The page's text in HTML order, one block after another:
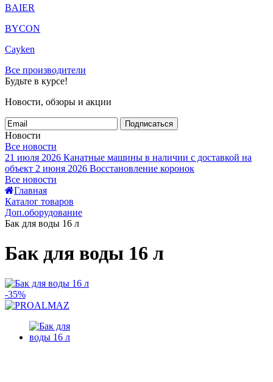
BAIER
BYCON
Cayken
Все производители
Будьте в курсе!
Новости, обзоры и акции
Подписаться
Новости
Все новости
21 июля 2026 Канатные машины в наличии с доставкой на
объект 2 июня 2026 Восстановление коронок
Все новости
Главная
Каталог товаров
Доп.оборудование
Бак для воды 16 л
Бак для воды 16 л
-35%